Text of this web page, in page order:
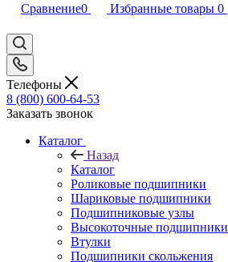
Сравнение0 Избранные товары 0
Телефоны
8 (800) 600-64-53
Заказать звонок
Каталог
Назад
Каталог
Роликовые подшипники
Шариковые подшипники
Подшипниковые узлы
Высокоточные подшипники
Втулки
Подшипники скольжения